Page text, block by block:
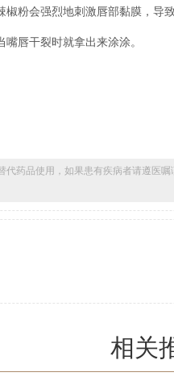
会强烈地刺激唇部黏膜，导致
唇干裂时就拿出来涂涂。
代药品使用，如果患有疾病者请遵医
相关